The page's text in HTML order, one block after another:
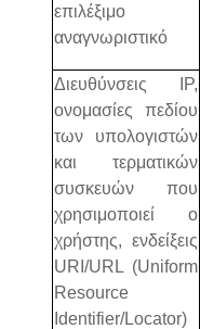
επιλέξιμο
αναγνωριστικό
Διευθύνσεις IP,
ονομασίες πεδίου
των υπολογιστών
και τερματικών
συσκευών που
χρησιμοποιεί ο
χρήστης, ενδείξεις
URI/URL (Uniform
Resource
Identifier/Locator)